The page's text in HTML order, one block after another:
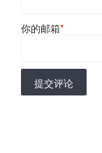
你的邮箱*
提交评论